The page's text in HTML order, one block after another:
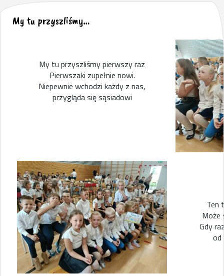
My tu przyszliśmy…
My tu przyszliśmy pierwszy raz
Pierwszaki zupełnie nowi.
Niepewnie wchodzi każdy z nas,
przygląda się sąsiadowi
Ten
Może
Gdy
od